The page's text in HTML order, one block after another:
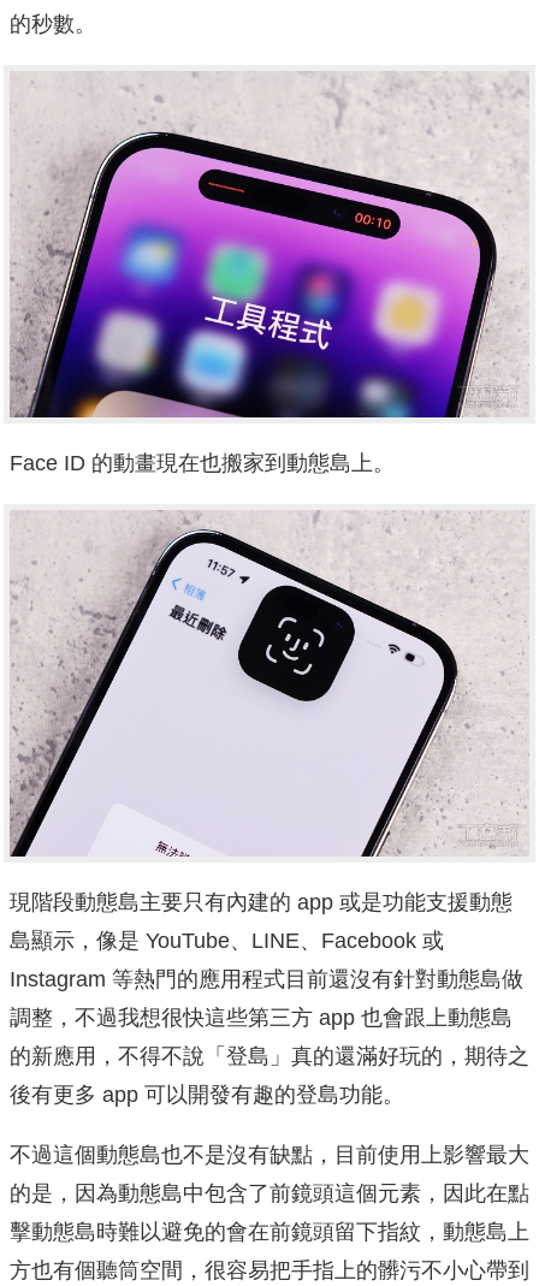
的秒數。
Face ID 的動畫現在也搬家到動態島上。
現階段動態島主要只有內建的 app 或是功能支援動態
島顯示，像是 YouTube、LINE、Facebook 或
Instagram 等熱門的應用程式目前還沒有針對動態島做
調整，不過我想很快這些第三方 app 也會跟上動態島
的新應用，不得不說「登島」真的還滿好玩的，期待之
後有更多 app 可以開發有趣的登島功能。
不過這個動態島也不是沒有缺點，目前使用上影響最大
的是，因為動態島中包含了前鏡頭這個元素，因此在點
擊動態島時難以避免的會在前鏡頭留下指紋，動態島上
方也有個聽筒空間，很容易把手指上的髒污不小心帶到